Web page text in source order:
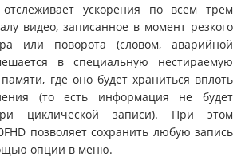
ускорения по всем трем
видео, записанное в момент резкого
или поворота (словом, аварийной
в специальную нестираемую
где оно будет храниться вплоть
(то есть информация не будет
циклической записи). При этом
позволяет сохранить любую запись
опции в меню.